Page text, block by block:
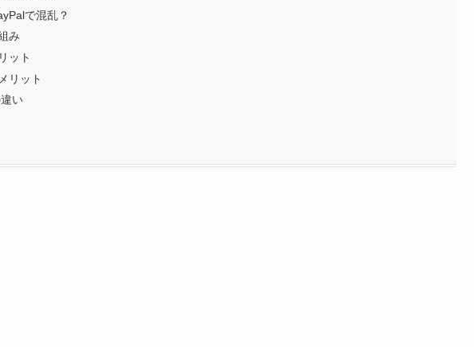
で混乱？
み
ット
リット
い